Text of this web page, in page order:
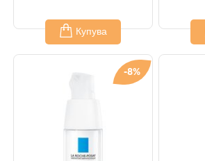
Купува
-8%